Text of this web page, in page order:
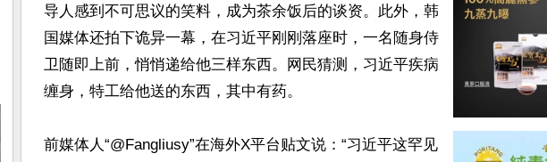
导人感到不可思议的笑料，成为茶余饭后的谈资。此外，韩
国媒体还拍下诡异一幕，在习近平刚刚落座时，一名随身侍
卫随即上前，悄悄递给他三样东西。网民猜测，习近平疾病
缠身，特工给他送的东西，其中有药。
前媒体人“@Fangliusy”在海外X平台贴文说：“习近平这罕见